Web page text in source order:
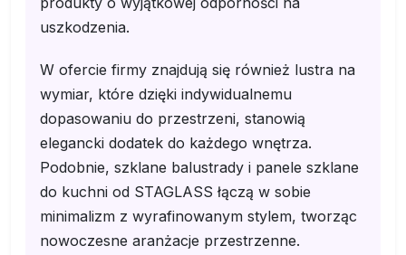
uszkodzenia.
W ofercie firmy znajdują się również lustra na
wymiar, które dzięki indywidualnemu
dopasowaniu do przestrzeni, stanowią
elegancki dodatek do każdego wnętrza.
Podobnie, szklane balustrady i panele szklane
do kuchni od STAGLASS łączą w sobie
minimalizm z wyrafinowanym stylem, tworząc
nowoczesne aranżacje przestrzenne.